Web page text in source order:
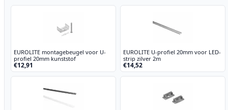
EUROLITE montagebeugel voor U-
profiel 20mm kunststof
€12,91
EUROLITE U-profiel 20mm voor LED-
strip zilver 2m
€14,52